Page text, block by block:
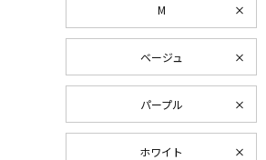
M
ベージュ
パープル
ホワイト